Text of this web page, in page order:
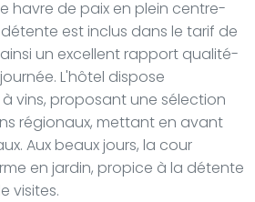
havre de paix en plein centre-
est inclus dans le tarif de
un excellent rapport qualité-
L'hôtel dispose
vins, proposant une sélection
régionaux, mettant en avant
Aux beaux jours, la cour
en jardin, propice à la détente
visites.